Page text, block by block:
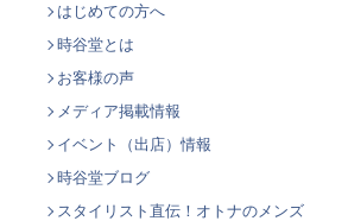
はじめての方へ
時谷堂とは
お客様の声
メディア掲載情報
イベント（出店）情報
時谷堂ブログ
スタイリスト直伝！オトナのメンズ